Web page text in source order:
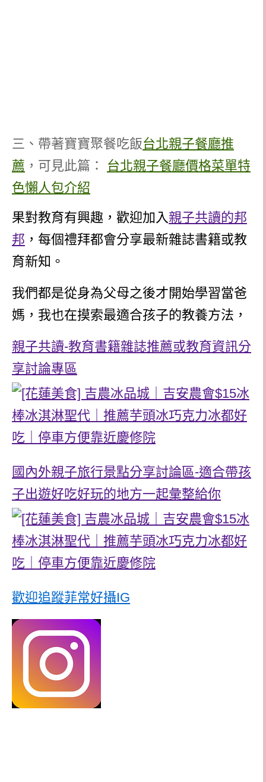
三、帶著寶寶聚餐吃飯台北親子餐廳推
薦 ，可見此篇： 台北親子餐廳價格菜單特
色懶人包介紹
果對教育有興趣，歡迎加入親子共讀的邦
邦 ，每個禮拜都會分享最新雜誌書籍或教
育新知。
我們都是從身為父母之後才開始學習當爸
媽，我也在摸索最適合孩子的教養方法，
親子共讀-教育書籍雜誌推薦或教育資訊分
享討論專區
國內外親子旅行景點分享討論區-適合帶孩
子出遊好吃好玩的地方一起彙整給你
歡迎追蹤菲常好攝IG